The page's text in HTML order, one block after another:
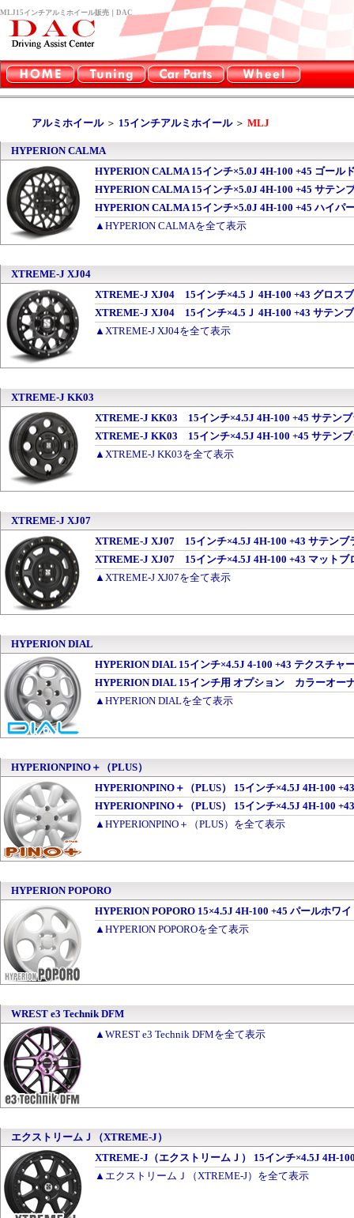
MLJ15インチアルミホイール販売｜DAC
アルミホイール＞ 15インチアルミホイール＞ MLJ
HYPERION CALMA
HYPERION CALMA 15インチ×5.0J 4H-100 +45 ゴール
HYPERION CALMA 15インチ×5.0J 4H-100 +45 サテン
HYPERION CALMA 15インチ×5.0J 4H-100 +45 ハイパ
▲HYPERION CALMAを全て表示
XTREME-J XJ04
XTREME-J XJ04 15インチ×4.5Ｊ 4H-100 +43 グロス
XTREME-J XJ04 15インチ×4.5Ｊ 4H-100 +43 サテン
▲XTREME-J XJ04を全て表示
XTREME-J KK03
XTREME-J KK03 15インチ×4.5J 4H-100 +45 サテン
XTREME-J KK03 15インチ×4.5J 4H-100 +45 サテン
▲XTREME-J KK03を全て表示
XTREME-J XJ07
XTREME-J XJ07 15インチ×4.5J 4H-100 +43 サテンブ
XTREME-J XJ07 15インチ×4.5J 4H-100 +43 マットブ
▲XTREME-J XJ07を全て表示
HYPERION DIAL
HYPERION DIAL 15インチ×4.5J 4-100 +43 テクスチャ
HYPERION DIAL 15インチ用 オプション カラーオー
▲HYPERION DIALを全て表示
HYPERIONPINO＋（PLUS）
HYPERIONPINO＋（PLUS） 15インチ×4.5J 4H-100
HYPERIONPINO＋（PLUS） 15インチ×4.5J 4H-100
▲HYPERIONPINO＋（PLUS）を全て表示
HYPERION POPORO
HYPERION POPORO 15×4.5J 4H-100 +45 パールホワ
▲HYPERION POPOROを全て表示
WREST e3 Technik DFM
▲WREST e3 Technik DFMを全て表示
エクストリームＪ（XTREME-J）
XTREME-J（エクストリームＪ） 15インチ×4.5J 4H-
▲エクストリームＪ（XTREME-J）を全て表示